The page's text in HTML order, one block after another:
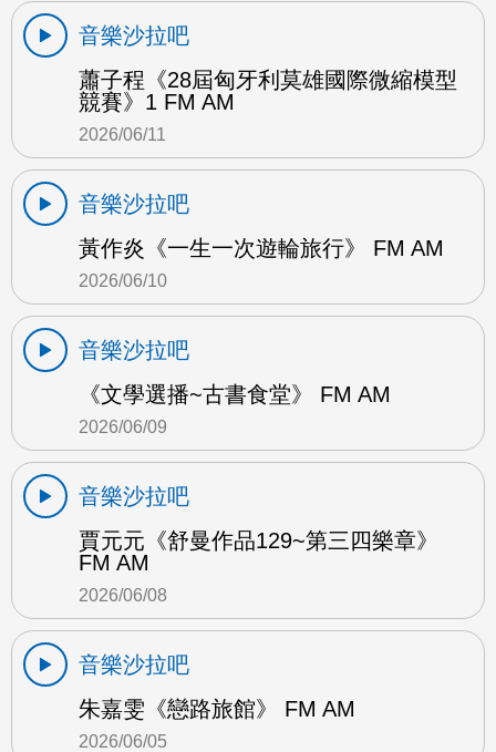
音樂沙拉吧
蕭子程《28屆匈牙利莫雄國際微縮模型
競賽》1 FM AM
2026/06/11
音樂沙拉吧
黃作炎《一生一次遊輪旅行》 FM AM
2026/06/10
音樂沙拉吧
《文學選播~古書食堂》 FM AM
2026/06/09
音樂沙拉吧
賈元元《舒曼作品129~第三四樂章》
FM AM
2026/06/08
音樂沙拉吧
朱嘉雯《戀路旅館》 FM AM
2026/06/05